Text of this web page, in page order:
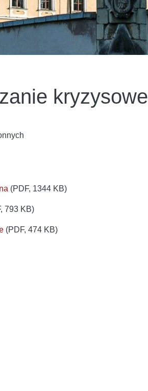
kryzysowe
(PDF, 1344 KB)
793 KB)
(PDF, 474 KB)